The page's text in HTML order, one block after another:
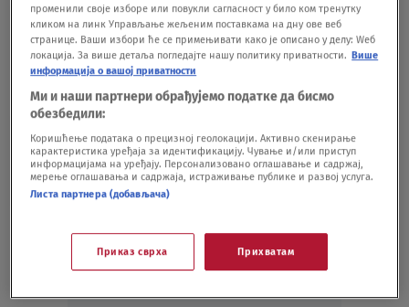
Pratite nas na društvenim mrežama:
Koje je tvoje mišljenje o ovoj temi?
Učestvuj u diskusiji ili pročitaj komentare
Budite prvi koji će ostaviti komentar
променили своје изборе или повукли сагласност у било ком тренутку
кликом на линк Управљање жељеним поставкама на дну ове веб
странице. Ваши избори ће се примењивати како је описано у делу: Wеб
локација. За више детаља погледајте нашу политику приватности. Више
информација о вашој приватности
Ми и наши партнери обрађујемо податке да бисмо
обезбедили:
Коришћење података о прецизној геолокацији. Активно скенирање
карактеристика уређаја за идентификацију. Чување и/или приступ
информацијама на уређају. Персонализовано оглашавање и садржај,
мерење оглашавања и садржаја, истраживање публике и развој услуга.
Листа партнера (добављача)
Приказ сврха Прихватам